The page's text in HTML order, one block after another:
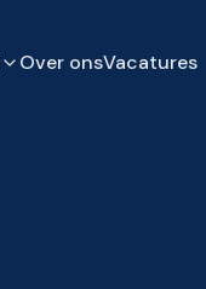
Over onsVacatures